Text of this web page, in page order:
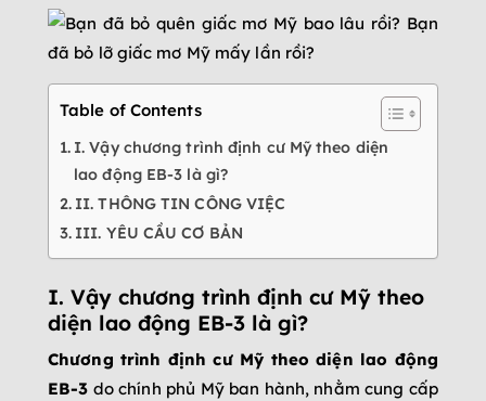
Table of Contents
I. Vậy chương trình định cư Mỹ theo diện
lao động EB-3 là gì?
II. THÔNG TIN CÔNG VIỆC
III. YÊU CẦU CƠ BẢN
I. Vậy chương trình định cư Mỹ theo
diện lao động EB-3 là gì?
Chương trình định cư Mỹ theo diện lao động
EB-3 do chính phủ Mỹ ban hành, nhằm cung cấp